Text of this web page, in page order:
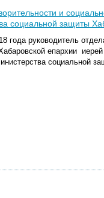
и
социальной защиты
года руководитель
епархии
социальной